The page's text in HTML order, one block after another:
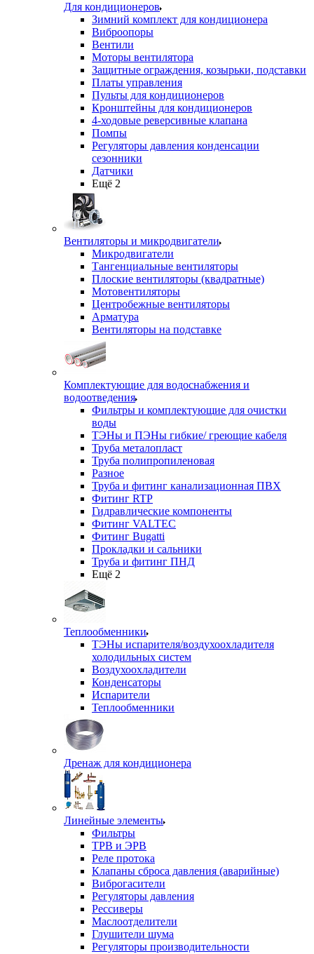
Для кондиционеров
Зимний комплект для кондиционера
Виброопоры
Вентили
Моторы вентилятора
Защитные ограждения, козырьки, подставки
Платы управления
Пульты для кондиционеров
Кронштейны для кондиционеров
4-ходовые реверсивные клапана
Помпы
Регуляторы давления конденсации
сезонники
Датчики
Ещё 2
Вентиляторы и микродвигатели
Микродвигатели
Тангенциальные вентиляторы
Плоские вентиляторы (квадратные)
Мотовентиляторы
Центробежные вентиляторы
Арматура
Вентиляторы на подставке
Комплектующие для водоснабжения и
водоотведения
Фильтры и комплектующие для очистки
воды
ТЭНы и ПЭНы гибкие/ греющие кабеля
Труба металопласт
Труба полипропиленовая
Разное
Труба и фитинг канализационная ПВХ
Фитинг RTP
Гидравлические компоненты
Фитинг VALTEC
Фитинг Bugatti
Прокладки и сальники
Труба и фитинг ПНД
Ещё 2
Теплообменники
ТЭНы испарителя/воздухоохладителя
холодильных систем
Воздухоохладители
Конденсаторы
Испарители
Теплообменники
Дренаж для кондиционера
Линейные элементы
Фильтры
ТРВ и ЭРВ
Реле протока
Клапаны сброса давления (аварийные)
Виброгасители
Регуляторы давления
Рессиверы
Маслоотделители
Глушители шума
Регуляторы производительности